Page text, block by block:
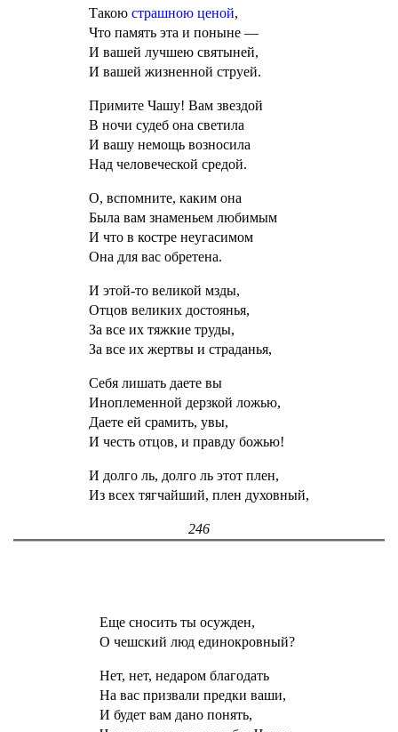
Такою страшною ценой,
Что память эта и поныне —
И вашей лучшею святыней,
И вашей жизненной струей.
Примите Чашу! Вам звездой
В ночи судеб она светила
И вашу немощь возносила
Над человеческой средой.
О, вспомните, каким она
Была вам знаменьем любимым
И что в костре неугасимом
Она для вас обретена.
И этой-то великой мзды,
Отцов великих достоянья,
За все их тяжкие труды,
За все их жертвы и страданья,
Себя лишать даете вы
Иноплеменной дерзкой ложью,
Даете ей срамить, увы,
И честь отцов, и правду божью!
И долго ль, долго ль этот плен,
Из всех тягчайший, плен духовный,
246
Еще сносить ты осужден,
О чешский люд единокровный?
Нет, нет, недаром благодать
На вас призвали предки ваши,
И будет вам дано понять,